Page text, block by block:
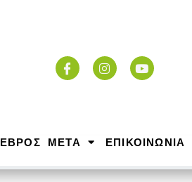
ΕΒΡΟΣ ΜΕΤΑ ΕΠΙΚΟΙΝΩΝΙΑ